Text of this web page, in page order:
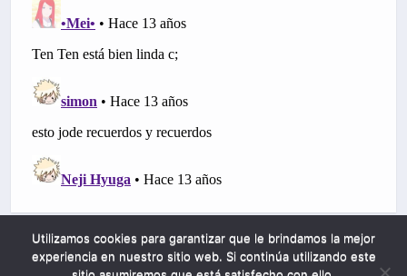
Utilizamos cookies para garantizar que le brindamos la mejor
experiencia en nuestro sitio web. Si continúa utilizando este